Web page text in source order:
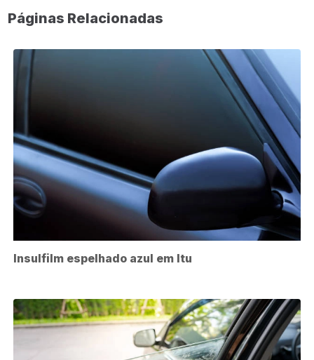
Páginas Relacionadas
Insulfilm espelhado azul em Itu